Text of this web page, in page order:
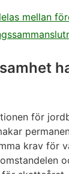
mellan
för
krav för